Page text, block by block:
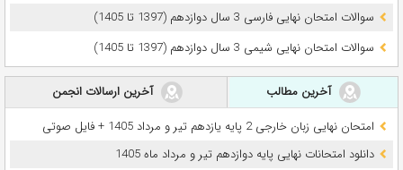
سوالات امتحان نهایی فارسی 3 سال دوازدهم (1397 تا 1405)
سوالات امتحان نهایی شیمی 3 سال دوازدهم (1397 تا 1405)
آخرین مطالب
آخرین ارسالات انجمن
امتحان نهایی زبان خارجی 2 پایه یازدهم تیر و مرداد 1405 + فایل صوتی
دانلود امتحانات نهایی پایه دوازدهم تیر و مرداد ماه 1405